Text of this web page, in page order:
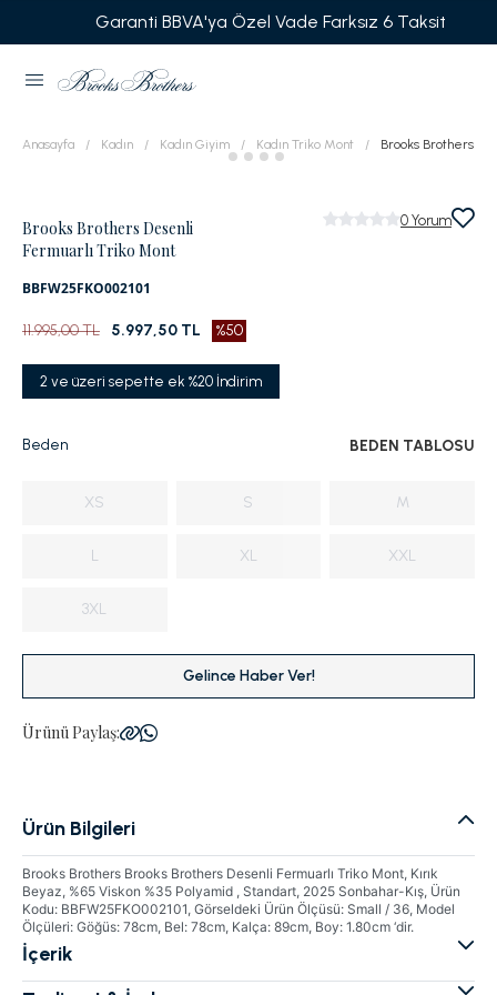
Garanti BBVA'ya Özel Vade Farksız 6 Taksit
Anasayfa Kadın Kadın Giyim Kadın Triko Mont Brooks Brothers
Brooks Brothers Desenli
Fermuarlı Triko Mont
BBFW25FKO002101
0 Yorum
11.995,00 TL 5.997,50 TL %50
2 ve üzeri sepette ek %20 İndirim
Beden BEDEN TABLOSU
XS S M
L XL XXL
3XL
Gelince Haber Ver!
Ürünü Paylaş:
Ürün Bilgileri
Brooks Brothers Brooks Brothers Desenli Fermuarlı Triko Mont, Kırık
Beyaz, %65 Viskon %35 Polyamid , Standart, 2025 Sonbahar-Kış, Ürün
Kodu: BBFW25FKO002101, Görseldeki Ürün Ölçüsü: Small / 36, Model
Ölçüleri: Göğüs: 78cm, Bel: 78cm, Kalça: 89cm, Boy: 1.80cm ‘dir.
İçerik